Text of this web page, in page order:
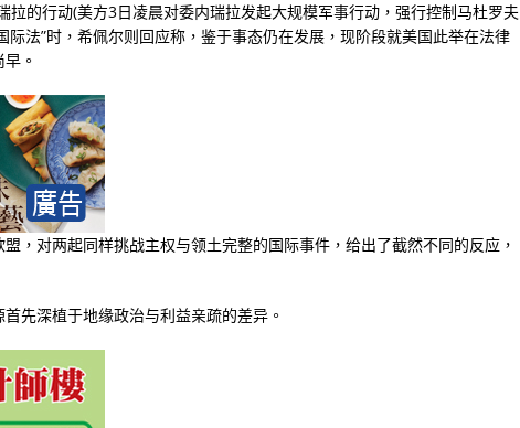
拉的行动(美方3日凌晨对委内瑞拉发起大规模军事行动，强行控制马杜罗夫
际法”时，希佩尔则回应称，鉴于事态仍在发展，现阶段就美国此举在法律
。
，对两起同样挑战主权与领土完整的国际事件，给出了截然不同的反应，
先深植于地缘政治与利益亲疏的差异。